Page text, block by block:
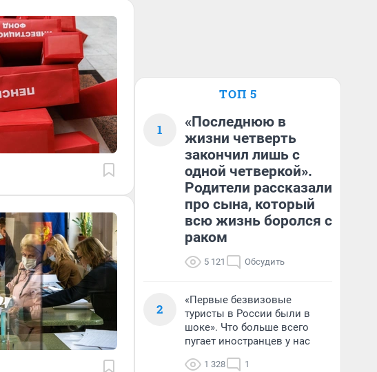
ТОП 5
1
«Последнюю в
жизни четверть
закончил лишь с
одной четверкой».
Родители рассказали
про сына, который
всю жизнь боролся с
раком
5 121 Обсудить
2
«Первые безвизовые
туристы в России были в
шоке». Что больше всего
пугает иностранцев у нас
1 328 1